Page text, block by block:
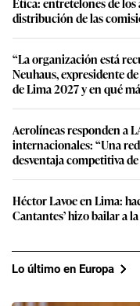
distribución de las
“La organización está
Neuhaus, expresidente
de Lima 2027 y en qué
Aerolíneas responden a
internacionales: “Una
desventaja competitiva
Héctor Lavoe en Lima:
Cantantes’ hizo bailar a
Lo último en Europa